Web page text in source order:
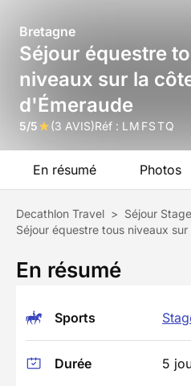
Bretagne
Séjour équestre
niveaux sur la
d'Émeraude
5/5 (3 AVIS)Réf : LMFSTQ
En résumé Photos
Decathlon Travel > Séjour
Séjour équestre tous niveaux
En résumé
Sports
Durée 5